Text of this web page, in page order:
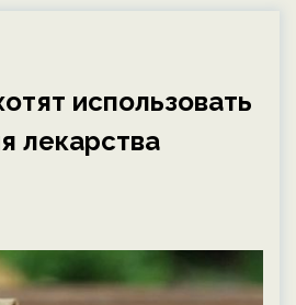
использовать
лекарства